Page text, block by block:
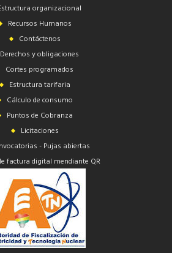
organizacional
Recursos Humanos
Contáctenos
Derechos y obligaciones
Cortes programados
Estructura tarifaria
Cálculo de consumo
Puntos de Cobranza
Licitaciones
- Pujas abiertas
factura digital mendiante QR